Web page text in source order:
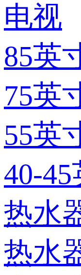
电视
85英
75英
55英
40-
热水
热水